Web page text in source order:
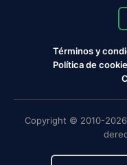
Términos y
Política de
Copyright © 2010-2026